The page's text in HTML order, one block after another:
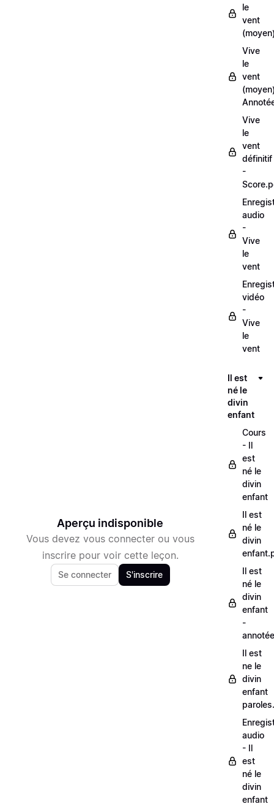
Aperçu indisponible
Vous devez vous connecter ou vous
inscrire pour voir cette leçon.
Se connecter S'inscrire
le
vent
Vive
le
vent
Vive
le
vent
définitif
-
audio
-
Vive
le
vent
vidéo
-
Vive
le
vent
Il est
né le
divin
enfant
Cours
- Il
est
né le
divin
enfant
Il est
né le
divin
Il est
né le
divin
enfant
-
Il est
ne le
divin
enfant
audio
- Il
est
né le
divin
enfant